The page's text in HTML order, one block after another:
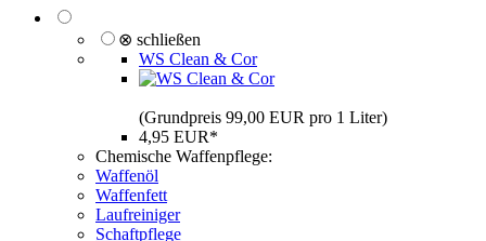
⊗ schließen
WS Clean & Cor
(Grundpreis 99,00 EUR pro 1 Liter)
4,95 EUR*
Chemische Waffenpflege:
Waffenöl
Waffenfett
Laufreiniger
Schaftpflege